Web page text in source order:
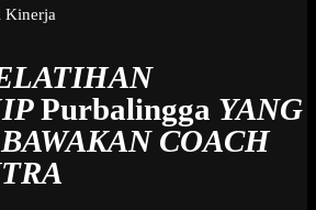
Kinerja
Purbalingga YANG
COACH